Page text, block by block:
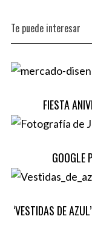
Te puede interesar
FIESTA
GOOGLE
‘VESTIDAS DE